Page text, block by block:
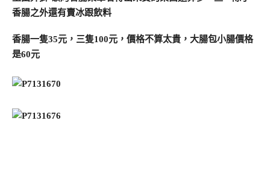
香腸之外還有賣冰跟飲料
香腸一隻35元，三隻100元，價格不算太貴，大腸包小腸價格
是60元